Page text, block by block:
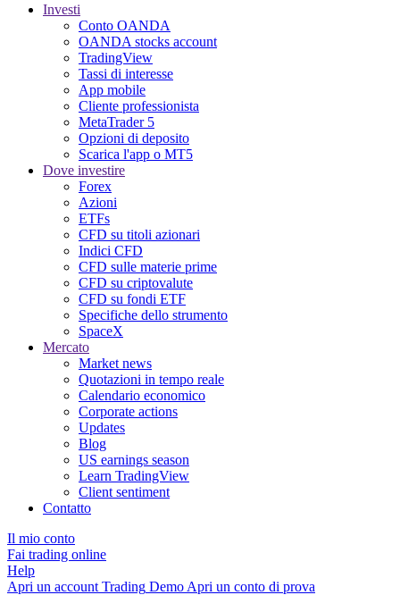
Investi
Conto OANDA
OANDA stocks account
TradingView
Tassi di interesse
App mobile
Cliente professionista
MetaTrader 5
Opzioni di deposito
Scarica l'app o MT5
Dove investire
Forex
Azioni
ETFs
CFD su titoli azionari
Indici CFD
CFD sulle materie prime
CFD su criptovalute
CFD su fondi ETF
Specifiche dello strumento
SpaceX
Mercato
Market news
Quotazioni in tempo reale
Calendario economico
Corporate actions
Updates
Blog
US earnings season
Learn TradingView
Client sentiment
Contatto
Il mio conto
Fai trading online
Help
Apri un account Trading Demo Apri un conto di prova